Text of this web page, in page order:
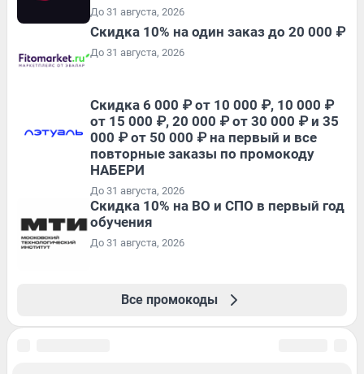
До 31 августа, 2026
Скидка 10% на один заказ до 20 000 ₽
До 31 августа, 2026
Скидка 6 000 ₽ от 10 000 ₽, 10 000 ₽
от 15 000 ₽, 20 000 ₽ от 30 000 ₽ и 35
000 ₽ от 50 000 ₽ на первый и все
повторные заказы по промокоду
НАБЕРИ
До 31 августа, 2026
Скидка 10% на ВО и СПО в первый год
обучения
До 31 августа, 2026
Все промокоды